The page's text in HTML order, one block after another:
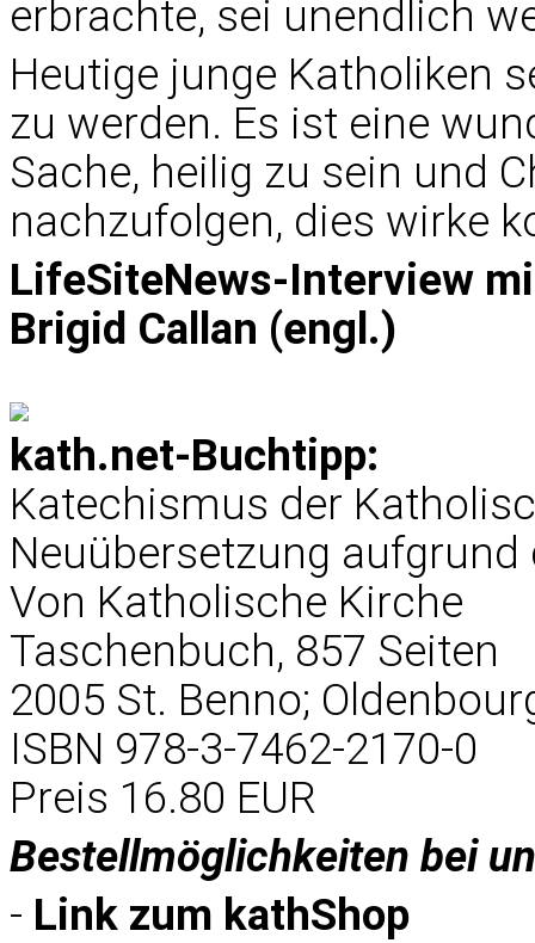
erbrachte, sei unendlich
Heutige junge Katholiken
zu werden. Es ist eine
Sache, heilig zu sein und
nachzufolgen, dies wirke
LifeSiteNews-Interview
Brigid Callan (engl.)
kath.net-Buchtipp:
Katechismus der
Neuübersetzung
Von Katholische Kirche
Taschenbuch, 857 Seiten
2005 St. Benno;
ISBN 978-3-7462-2170-0
Preis 16.80 EUR
Bestellmöglichkeiten bei
- Link zum kathShop